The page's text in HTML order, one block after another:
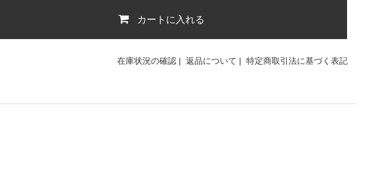
カートに入れる
在庫状況の確認 | 返品について | 特定商取引法に基づく表記